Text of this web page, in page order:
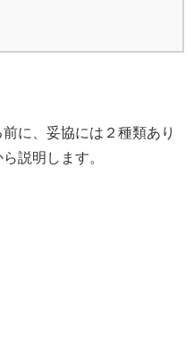
に、妥協には２種類あり
説明します。